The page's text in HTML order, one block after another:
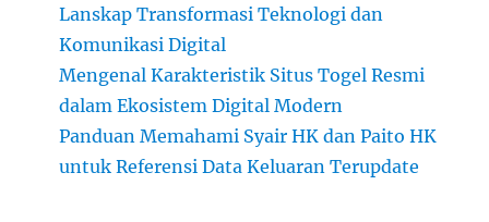
Lanskap Transformasi Teknologi dan
Komunikasi Digital
Mengenal Karakteristik Situs Togel Resmi
dalam Ekosistem Digital Modern
Panduan Memahami Syair HK dan Paito HK
untuk Referensi Data Keluaran Terupdate